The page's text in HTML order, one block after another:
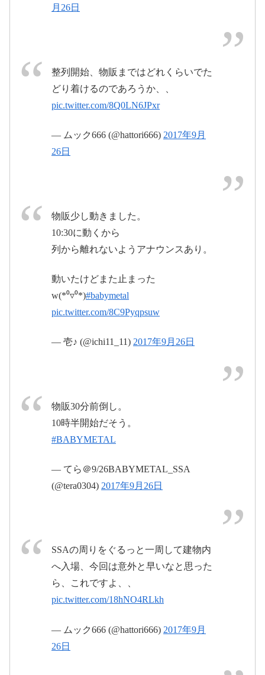
2017年9月26
日
#BABYMETAL#ベビメタ
祭り#DAY1#SSA#さいたまスーパーア
日
#BABYMETAL
pic.twitter.com/a6bQyWKsjm
#BABYMETAL
pic.twitter.com/aAErGmGAC1
2017年9月26日
pic.twitter.com/SlxOU74zCu
2017年9月26日
年9月26日
pic.twitter.com/3yElFCex4C
#巨大キツネ祭り #さいたまスーパー
2017年9月26日
月26日
整列開始、物販まではどれくらいでた
どり着けるのであろうか、、
pic.twitter.com/8Q0LN6JPxr
— ムック666 (@hattori666) 2017年9月
26日
物販少し動きました。
10:30に動くから
列から離れないようアナウンスあり。
動いたけどまた止まった
w(*⁰▿⁰*)#babymetal
pic.twitter.com/8C9Pyqpsuw
— 壱♪ (@ichi11_11) 2017年9月26日
物販30分前倒し。
10時半開始だそう。
#BABYMETAL
— てら＠9/26BABYMETAL_SSA
(@tera0304) 2017年9月26日
SSAの周りをぐるっと一周して建物内
へ入場、今回は意外と早いなと思った
ら、これですよ、、
pic.twitter.com/18hNO4RLkh
— ムック666 (@hattori666) 2017年9月
26日